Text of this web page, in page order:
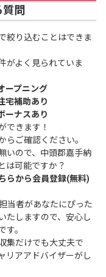
問
絞り込むことはできま
がよく見られていま
ープニング
宅補助あり
ーナスあり
できます！
らご確認ください。
いので、中頭郡嘉手納
は可能ですか？
らから会員登録(無料)
当者があなたにぴった
たしますので、安心し
す。
集だけでも大丈夫で
リアアドバイザーがし